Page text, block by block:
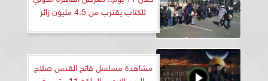
للكتاب يقترب من 4.5 مليون زائر
مشاهدة مسلسل فاتح القدس صلاح